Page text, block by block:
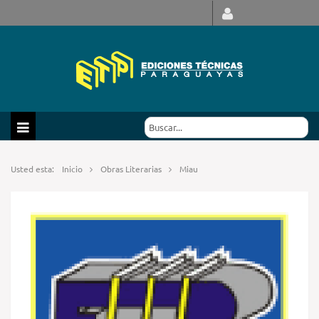
Usted esta: Inicio Obras Literarias Miau